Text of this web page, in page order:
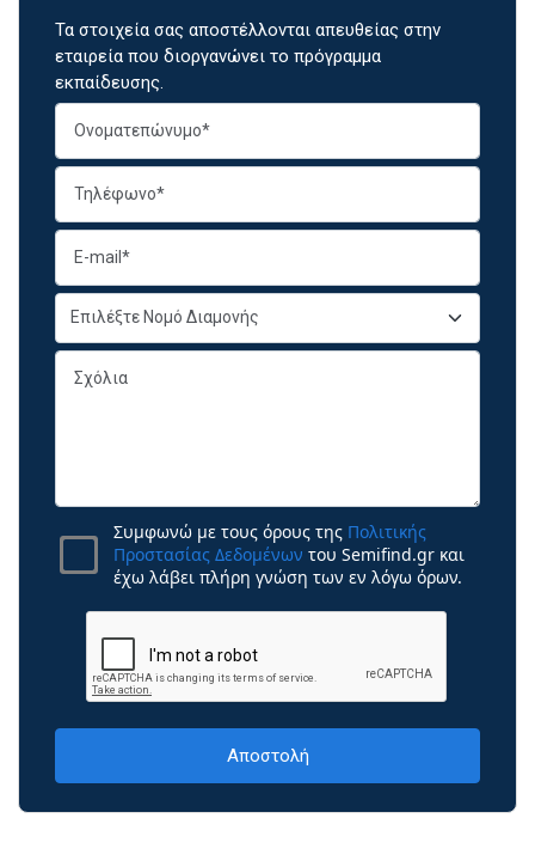
Τα στοιχεία σας αποστέλλονται απευθείας στην
εταιρεία που διοργανώνει το πρόγραμμα
εκπαίδευσης.
Συμφωνώ με τους όρους της Πολιτικής
Προστασίας Δεδομένων του Semifind.gr και
έχω λάβει πλήρη γνώση των εν λόγω όρων.